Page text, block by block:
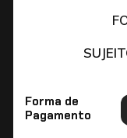
Forma de
Pagamento